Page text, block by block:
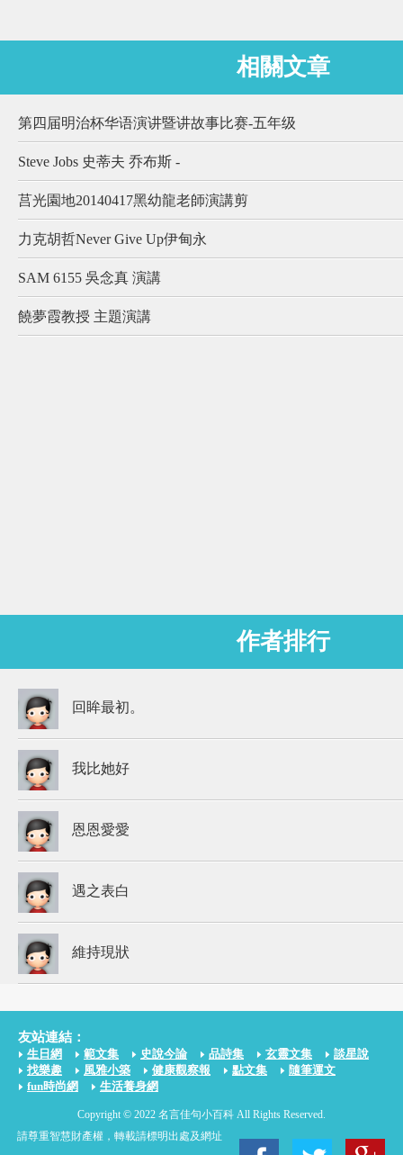
相關文章
第四届明治杯华语演讲暨讲故事比赛-五年级
Steve Jobs 史蒂夫 乔布斯 -
莒光園地20140417黑幼龍老師演講剪
力克胡哲Never Give Up伊甸永
SAM 6155 吳念真 演講
饒夢霞教授 主題演講
作者排行
回眸最初。
我比她好
恩恩愛愛
遇之表白
維持現狀
友站連結：
生日網 範文集 史說今論 品詩集 玄靈文集
談星說
找樂趣
風雅小築 健康觀察報 點文集
隨筆運文
fun時尚網
生活養身網
Copyright © 2022 名言佳句小百科 All Rights Reserved.
請尊重智慧財產權，轉載請標明出處及網址